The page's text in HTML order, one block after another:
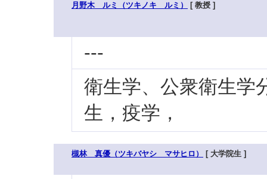
月野木 ルミ（ツキノキ ルミ） [ 教授 ]
---
衛生学、公衆衛生学
生，疫学，
槻林 真優（ツキバヤシ マサヒロ） [ 大学院生 ]